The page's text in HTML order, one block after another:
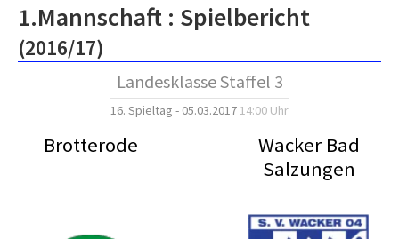
1.Mannschaft : Spielbericht
(2016/17)
Landesklasse Staffel 3
16. Spieltag - 05.03.2017 14:00 Uhr
Brotterode
Wacker Bad
Salzungen